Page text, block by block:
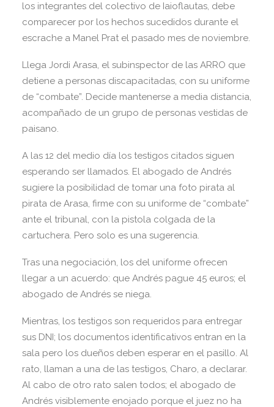
los integrantes del colectivo de Iaioflautas, debe
comparecer por los hechos sucedidos durante el
escrache a Manel Prat el pasado mes de noviembre.
Llega Jordi Arasa, el subinspector de las ARRO que
detiene a personas discapacitadas, con su uniforme
de “combate”. Decide mantenerse a media distancia,
acompañado de un grupo de personas vestidas de
paisano.
A las 12 del medio día los testigos citados siguen
esperando ser llamados. El abogado de Andrés
sugiere la posibilidad de tomar una foto pirata al
pirata de Arasa, firme con su uniforme de “combate”
ante el tribunal, con la pistola colgada de la
cartuchera. Pero solo es una sugerencia.
Tras una negociación, los del uniforme ofrecen
llegar a un acuerdo: que Andrés pague 45 euros; el
abogado de Andrés se niega.
Mientras, los testigos son requeridos para entregar
sus DNI; los documentos identificativos entran en la
sala pero los dueños deben esperar en el pasillo. Al
rato, llaman a una de las testigos, Charo, a declarar.
Al cabo de otro rato salen todos; el abogado de
Andrés visiblemente enojado porque el juez no ha